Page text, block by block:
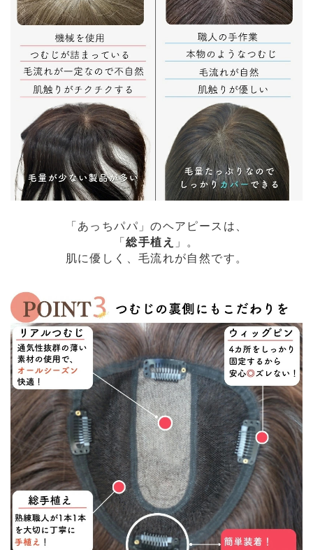
「あっちパパ」のヘアピースは、
「総手植え
」。
肌に優しく、毛流れが自然です。